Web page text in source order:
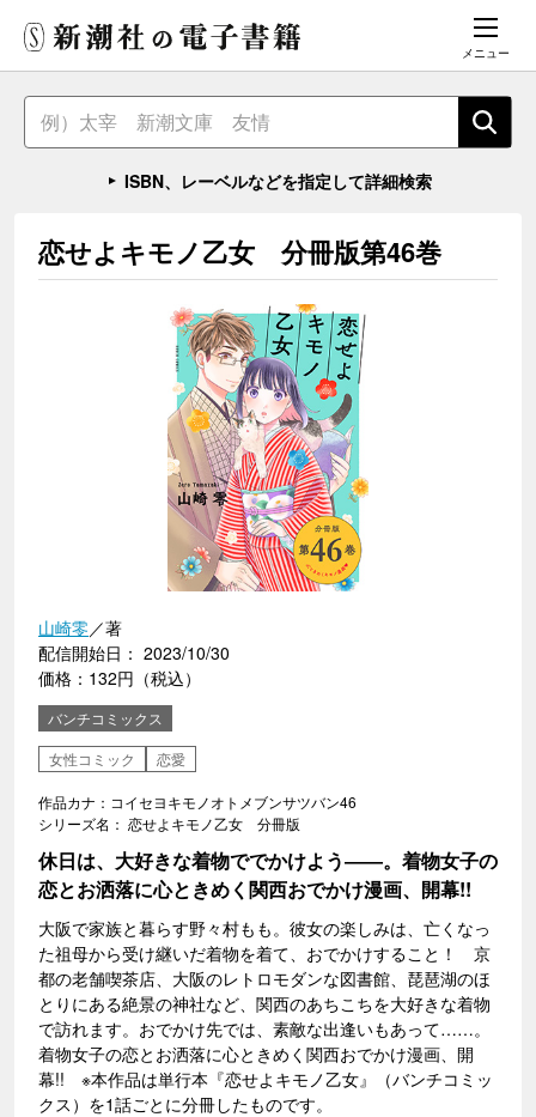
メニュー
ISBN、レーベルなどを指定して詳細検索
恋せよキモノ乙女 分冊版第46巻
山崎零／著
配信開始日： 2023/10/30
価格：132円（税込）
バンチコミックス
女性コミック
恋愛
作品カナ：コイセヨキモノオトメブンサツバン46
シリーズ名： 恋せよキモノ乙女 分冊版
休日は、大好きな着物ででかけよう――。着物女子の
恋とお洒落に心ときめく関西おでかけ漫画、開幕!!
大阪で家族と暮らす野々村もも。彼女の楽しみは、亡くなっ
た祖母から受け継いだ着物を着て、おでかけすること！ 京
都の老舗喫茶店、大阪のレトロモダンな図書館、琵琶湖のほ
とりにある絶景の神社など、関西のあちこちを大好きな着物
で訪れます。おでかけ先では、素敵な出逢いもあって……。
着物女子の恋とお洒落に心ときめく関西おでかけ漫画、開
幕!! ※本作品は単行本『恋せよキモノ乙女』（バンチコミッ
クス）を1話ごとに分冊したものです。